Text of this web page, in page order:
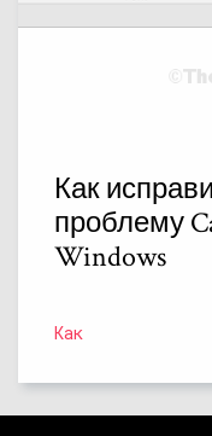
Как
проблему
Windows
Как